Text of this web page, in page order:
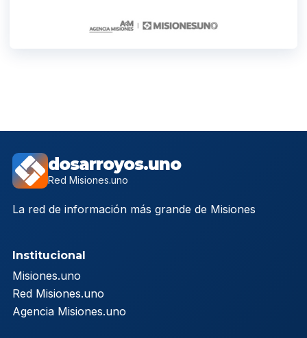
dosarroyos.uno
Red Misiones.uno
La red de información más grande de Misiones
Institucional
Misiones.uno
Red Misiones.uno
Agencia Misiones.uno